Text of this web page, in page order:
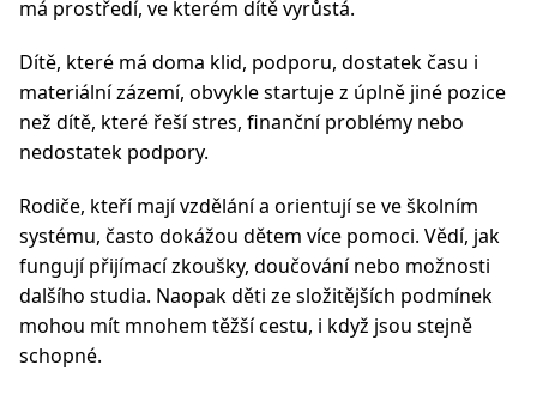
má prostředí, ve kterém dítě vyrůstá.
Dítě, které má doma klid, podporu, dostatek času i
materiální zázemí, obvykle startuje z úplně jiné pozice
než dítě, které řeší stres, finanční problémy nebo
nedostatek podpory.
Rodiče, kteří mají vzdělání a orientují se ve školním
systému, často dokážou dětem více pomoci. Vědí, jak
fungují přijímací zkoušky, doučování nebo možnosti
dalšího studia. Naopak děti ze složitějších podmínek
mohou mít mnohem těžší cestu, i když jsou stejně
schopné.